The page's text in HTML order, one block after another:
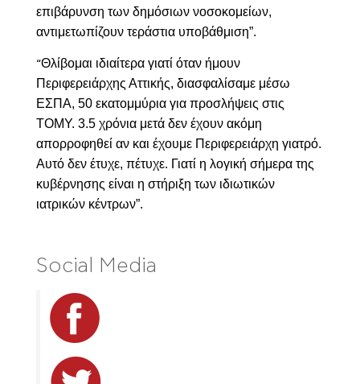
επιβάρυνση των δημόσιων νοσοκομείων,
αντιμετωπίζουν τεράστια υποβάθμιση”.
“Θλίβομαι ιδιαίτερα γιατί όταν ήμουν
Περιφερειάρχης Αττικής, διασφαλίσαμε μέσω
ΕΣΠΑ, 50 εκατομμύρια για προσλήψεις στις
ΤΟΜΥ. 3.5 χρόνια μετά δεν έχουν ακόμη
απορροφηθεί αν και έχουμε Περιφερειάρχη γιατρό.
Αυτό δεν έτυχε, πέτυχε. Γιατί η λογική σήμερα της
κυβέρνησης είναι η στήριξη των ιδιωτικών
ιατρικών κέντρων”.
Social Media